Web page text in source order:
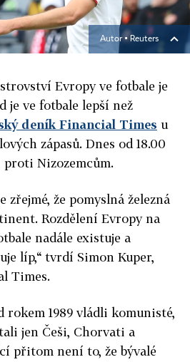
Autor ▪Reuters
Evropy ve fotbale je
je ve fotbale lepší než
deník Financial Times u
zápasů. Dnes od 18.00
Nizozemcům.
zřejmé, že pomyslná železná
Rozdělení Evropy na
nadále existuje a
líp,“ tvrdí Simon Kuper,
Times.
rokem 1989 vládli komunisté,
jen Češi, Chorvati a
přitom není to, že bývalé